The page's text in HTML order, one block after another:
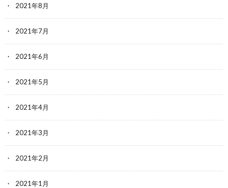
2021年8月
2021年7月
2021年6月
2021年5月
2021年4月
2021年3月
2021年2月
2021年1月